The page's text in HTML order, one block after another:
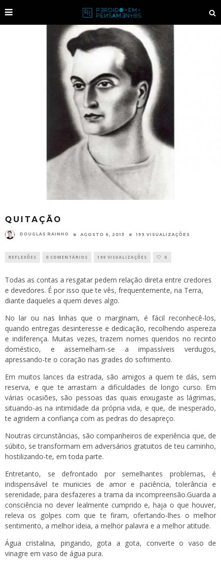
QUITAÇÃO
DOUGLAS RAINHO AGOSTO 6, 2013 199 VISUALIZAÇÕES
REFLEXÕES 0 COMENTÁRIOS 199 VISUALIZAÇÕES 0
Todas as contas a resgatar pedem relação direta entre credores
e devedores. É por isso que te vês, frequentemente, na Terra,
diante daqueles a quem deves algo.
No lar ou nas linhas que o marginam, é fácil reconhecê-los,
quando entregas desinteresse e dedicação, recolhendo aspereza
e indiferença. Muitas vezes, trazem nomes queridos no recinto
doméstico, e assemelham-se a impassíveis verdugos,
apressando-te o coração nas grades do sofrimento.
Em muitos lances da estrada, são amigos a quem te dás, sem
reserva, e que te arrastam a dificuldades de longo curso. Em
várias ocasiões, são pessoas das quais enxugaste as lágrimas,
situando-as na intimidade da própria vida, e que, de inesperado,
te agridem a confiança com as pedras do desapreço.
Noutras circunstâncias, são companheiros de experiência que, de
súbito, se transformam em adversários gratuitos de teu caminho,
hostilizando-te, em toda parte.
Entretanto, se defrontado por semelhantes problemas, é
indispensável te municies de amor e paciência, tolerância e
serenidade, para desfazeres a trama da incompreensão.Guarda a
consciência no dever lealmente cumprido e, haja o que houver,
releva os golpes com que te firam, ofertando-lhes o melhor
sentimento, a melhor ideia, a melhor palavra e a melhor atitude.
Água cristalina, pingando, gota a gota, converte o vaso de
vinagre em vaso de água pura.